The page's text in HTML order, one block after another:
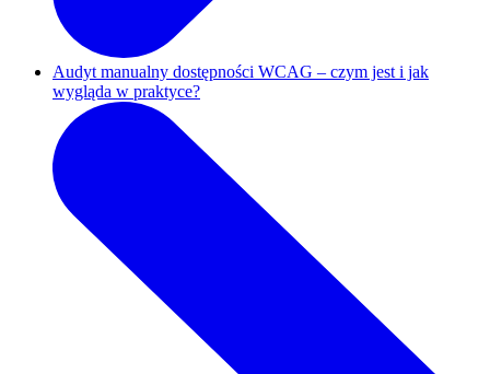
Audyt manualny dostępności WCAG – czym jest i jak
wygląda w praktyce?